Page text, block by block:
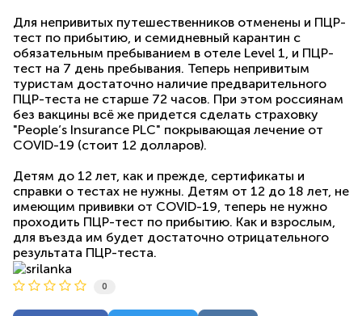
Для непривитых путешественников отменены и ПЦР-
тест по прибытию, и семидневный карантин с
обязательным пребыванием в отеле Level 1, и ПЦР-
тест на 7 день пребывания. Теперь непривитым
туристам достаточно наличие предварительного
ПЦР-теста не старше 72 часов. При этом россиянам
без вакцины всё же придется сделать страховку
"People’s Insurance PLC" покрывающая лечение от
COVID-19 (стоит 12 долларов).
Детям до 12 лет, как и прежде, сертификаты и
справки о тестах не нужны. Детям от 12 до 18 лет, не
имеющим прививки от COVID-19, теперь не нужно
проходить ПЦР-тест по прибытию. Как и взрослым,
для въезда им будет достаточно отрицательного
результата ПЦР-теста.
0